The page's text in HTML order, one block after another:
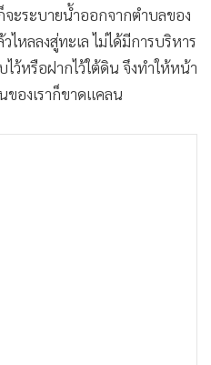
ะระบายน้ำออกจากตำบลของ
ไหลลงสู่ทะเล ไม่ได้มีการบริหาร
ว้หรือฝากไว้ใต้ดิน จึงทำให้หน้า
ของเราก็ขาดแคลน